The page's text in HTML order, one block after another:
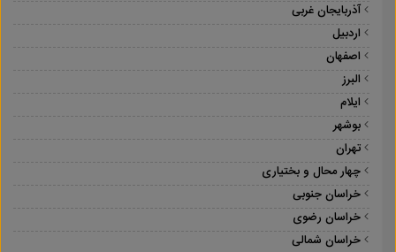
آذربایجان غربی
اردبیل
اصفهان
البرز
ایلام
بوشهر
تهران
چهار محال و بختیاری
خراسان جنوبی
خراسان رضوی
خراسان شمالی